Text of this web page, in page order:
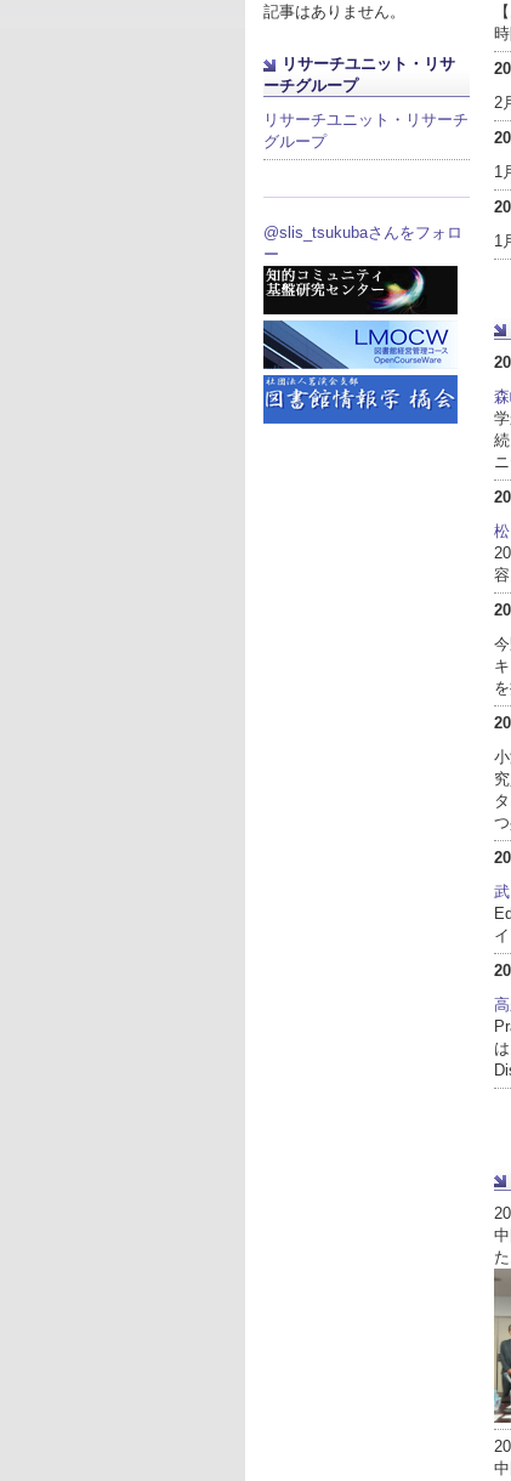
記事はありません。
リサーチユニット・リサ
ーチグループ
リサーチユニット・リサーチ
グループ
@slis_tsukubaさんをフォロ
ー
2
1
1